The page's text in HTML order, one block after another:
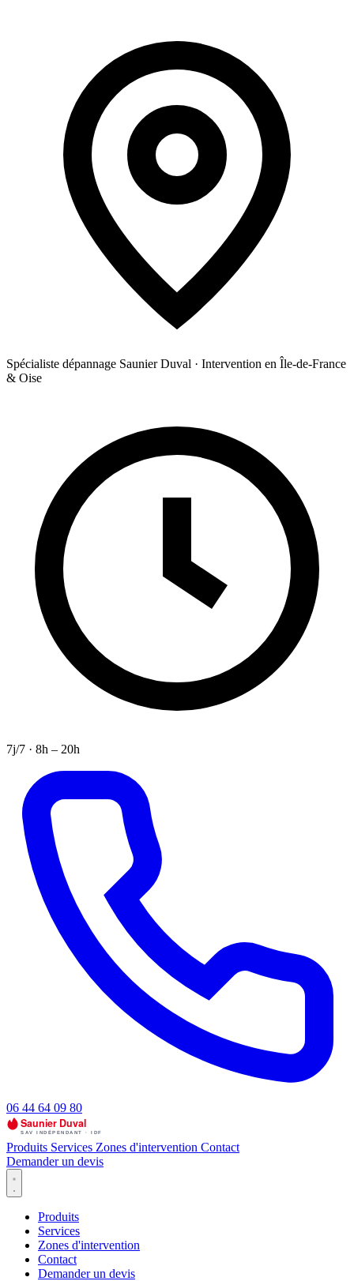
Spécialiste dépannage Saunier Duval · Intervention en Île-de-France
& Oise
7j/7 · 8h – 20h
06 44 64 09 80
Produits Services Zones d'intervention Contact
Demander un devis
Produits
Services
Zones d'intervention
Contact
Demander un devis